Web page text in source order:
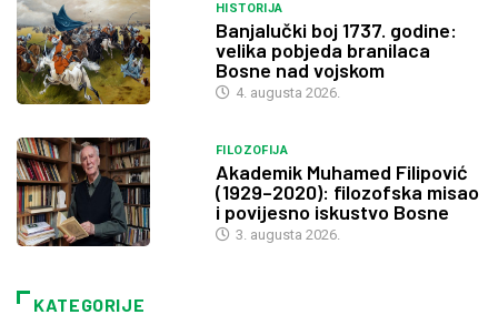
HISTORIJA
Banjalučki boj 1737. godine:
velika pobjeda branilaca
Bosne nad vojskom
4. augusta 2026.
FILOZOFIJA
Akademik Muhamed Filipović
(1929–2020): filozofska misao
i povijesno iskustvo Bosne
3. augusta 2026.
KATEGORIJE